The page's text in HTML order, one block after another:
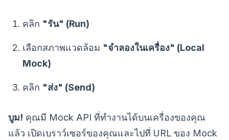
คลิก "รัน" (Run)
เลือกสภาพแวดล้อม "จำลองในเครื่อง" (Local
Mock)
คลิก "ส่ง" (Send)
บูม! คุณมี Mock API ที่ทำงานได้บนเครื่องของคุณ
แล้ว เปิดเบราว์เซอร์ของคุณและไปที่ URL ของ Mock